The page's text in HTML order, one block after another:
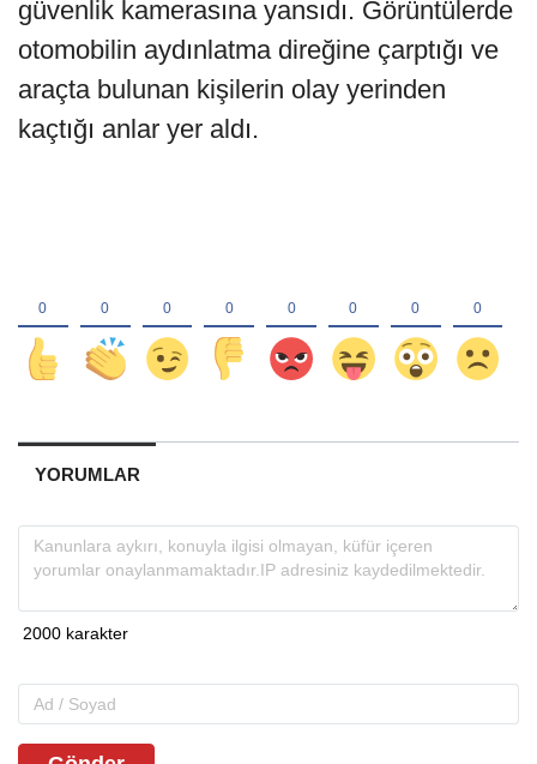
güvenlik kamerasına yansıdı. Görüntülerde
otomobilin aydınlatma direğine çarptığı ve
araçta bulunan kişilerin olay yerinden
kaçtığı anlar yer aldı.
YORUMLAR